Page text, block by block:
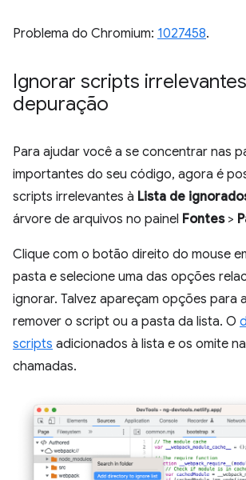
Problema do Chromium: 1027458.
Ignorar scripts
depuração
Para ajudar você a se concentrar nas
importantes do seu código, agora é
scripts irrelevantes à Lista de
árvore de arquivos no painel Fontes>
Clique com o botão direito do mouse
pasta e selecione uma das opções
ignorar. Talvez apareçam opções para
remover o script ou a pasta da lista. O
scripts adicionados à lista e os omite
chamadas.